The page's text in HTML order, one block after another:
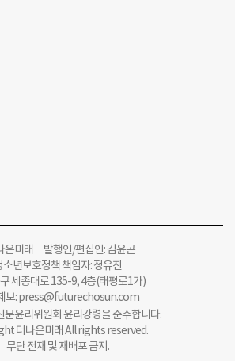
은미래 발행인/편집인: 김윤곤
소년보호정책 책임자: 정유진
세종대로 135-9, 4층(태평로1가)
보:press@futurechosun.com
문윤리위원회 윤리강령을 준수합니다.
더나은미래 All rights reserved.
무단 전재 및 재배포 금지.